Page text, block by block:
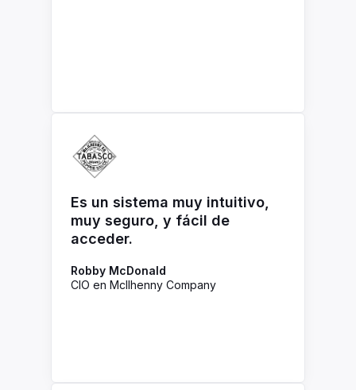
Es un sistema muy intuitivo,
muy seguro, y fácil de
acceder.
Robby McDonald
CIO en McIlhenny Company